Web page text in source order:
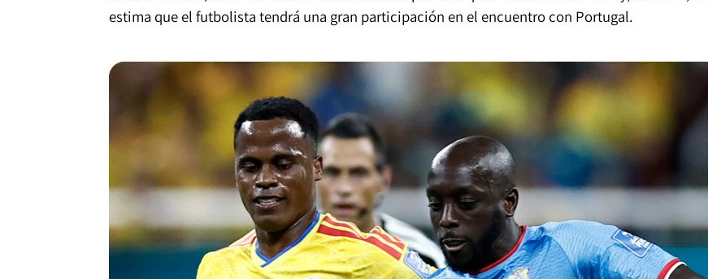
estima que el futbolista tendrá una gran participación en el encuentro con Portugal.